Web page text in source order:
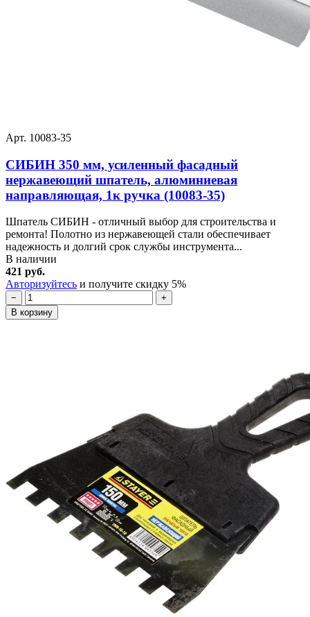
Арт. 10083-35
СИБИН 350 мм, усиленный фасадный
нержавеющий шпатель, алюминиевая
направляющая, 1к ручка (10083-35)
Шпатель СИБИН - отличный выбор для строительства и
ремонта! Полотно из нержавеющей стали обеспечивает
надежность и долгий срок службы инструмента...
В наличии
421 руб.
Авторизуйтесь и получите скидку 5%
−
+
В корзину